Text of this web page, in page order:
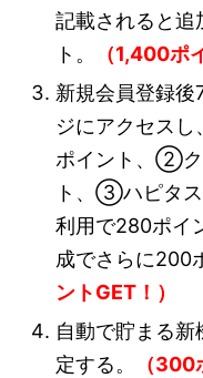
記載されると追
ト。
（1,400ポ
新規会員登録後
ジにアクセス
ポイント、②ク
ト、③ハピタス
利用で280ポ
成でさらに200
ントGET！）
自動で貯まる
定する。
（300